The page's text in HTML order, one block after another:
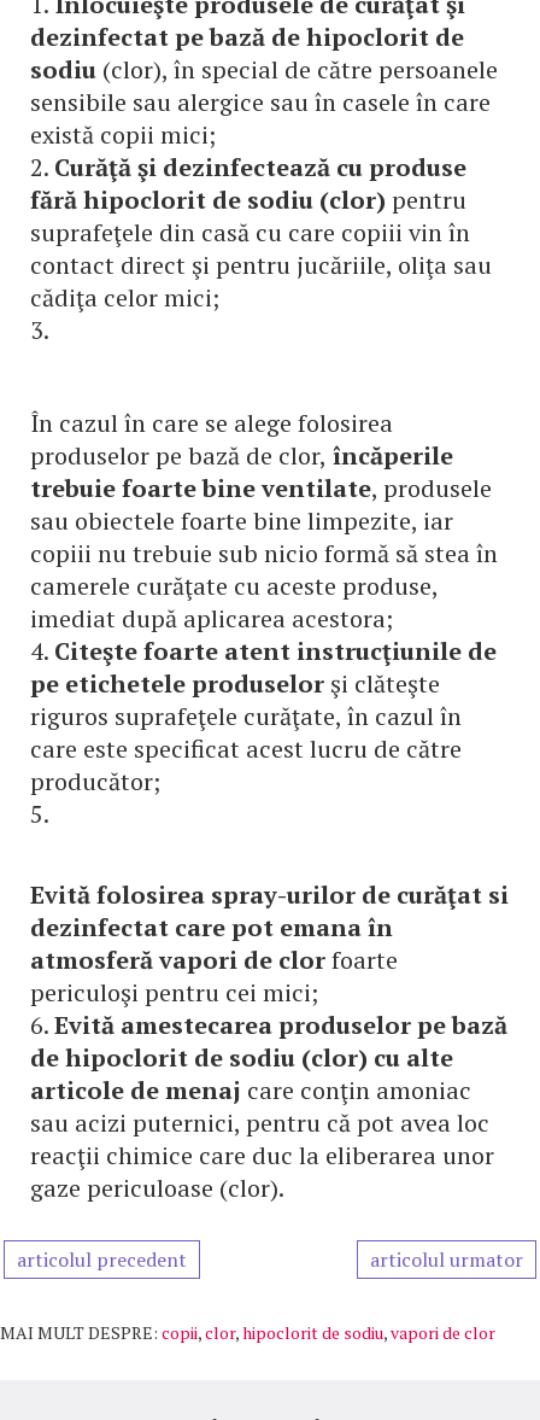
dezinfectat pe bază de hipoclorit de
sodiu (clor), în special de către persoanele
sensibile sau alergice sau în casele în care
există copii mici;
2. Curăţă şi dezinfectează cu produse
fără hipoclorit de sodiu (clor) pentru
suprafeţele din casă cu care copiii vin în
contact direct şi pentru jucăriile, oliţa sau
cădiţa celor mici;
3.
În cazul în care se alege folosirea
produselor pe bază de clor, încăperile
trebuie foarte bine ventilate, produsele
sau obiectele foarte bine limpezite, iar
copiii nu trebuie sub nicio formă să stea în
camerele curăţate cu aceste produse,
imediat după aplicarea acestora;
4. Citeşte foarte atent instrucţiunile de
pe etichetele produselor şi clăteşte
riguros suprafeţele curăţate, în cazul în
care este specificat acest lucru de către
producător;
5.
Evită folosirea spray-urilor de curăţat si
dezinfectat care pot emana în
atmosferă vapori de clorfoarte
periculoşi pentru cei mici;
6.Evită amestecarea produselor pe bază
de hipoclorit de sodiu (clor) cu alte
articole de menaj care conţin amoniac
sau acizi puternici, pentru că pot avea loc
reacţii chimice care duc la eliberarea unor
gaze periculoase (clor).
articolul precedent articolul urmator
MAI MULT DESPRE: copii,clor,hipoclorit de sodiu,vapori de clor